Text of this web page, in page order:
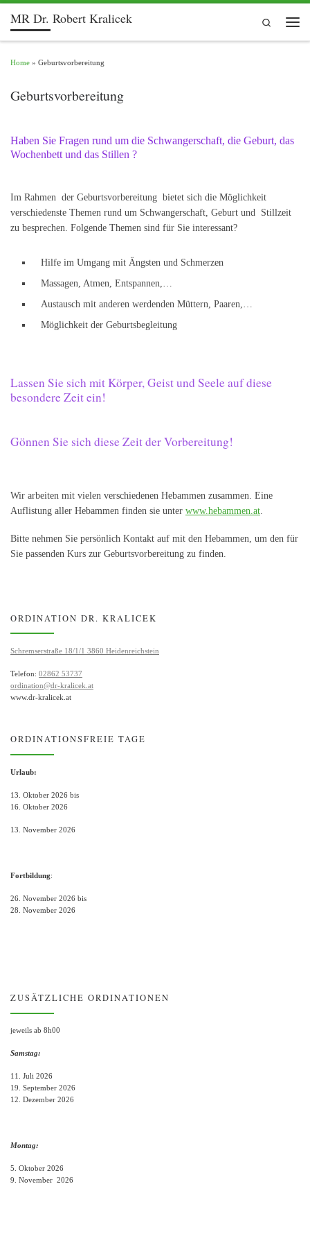
Skip to content
MR Dr. Robert Kralicek
Search
Home » Geburtsvorbereitung
Geburtsvorbereitung
Haben Sie Fragen rund um die Schwangerschaft, die Geburt, das
Wochenbett und das Stillen ?
Im Rahmen der Geburtsvorbereitung bietet sich die Möglichkeit
verschiedenste Themen rund um Schwangerschaft, Geburt und Stillzeit
zu besprechen. Folgende Themen sind für Sie interessant?
Hilfe im Umgang mit Ängsten und Schmerzen
Massagen, Atmen, Entspannen,…
Austausch mit anderen werdenden Müttern, Paaren,…
Möglichkeit der Geburtsbegleitung
Lassen Sie sich mit Körper, Geist und Seele auf diese
besondere Zeit ein!
Gönnen Sie sich diese Zeit der Vorbereitung!
Wir arbeiten mit vielen verschiedenen Hebammen zusammen. Eine
Auflistung aller Hebammen finden sie unter www.hebammen.at
Bitte nehmen Sie persönlich Kontakt auf mit den Hebammen, um den für
Sie passenden Kurs zur Geburtsvorbereitung zu finden.
ORDINATION DR. KRALICEK
Schremserstraße 18/1/1 3860 Heidenreichstein
Telefon: 02862 53737
ordination@dr-kralicek.at
www.dr-kralicek.at
ORDINATIONSFREIE TAGE
Urlaub:
13. Oktober 2026 bis
16. Oktober 2026
13. November 2026
Fortbildung:
26. November 2026 bis
28. November 2026
ZUSÄTZLICHE ORDINATIONEN
jeweils ab 8h00
Samstag:
11. Juli 2026
19. September 2026
12. Dezember 2026
Montag:
5. Oktober 2026
9. November 2026